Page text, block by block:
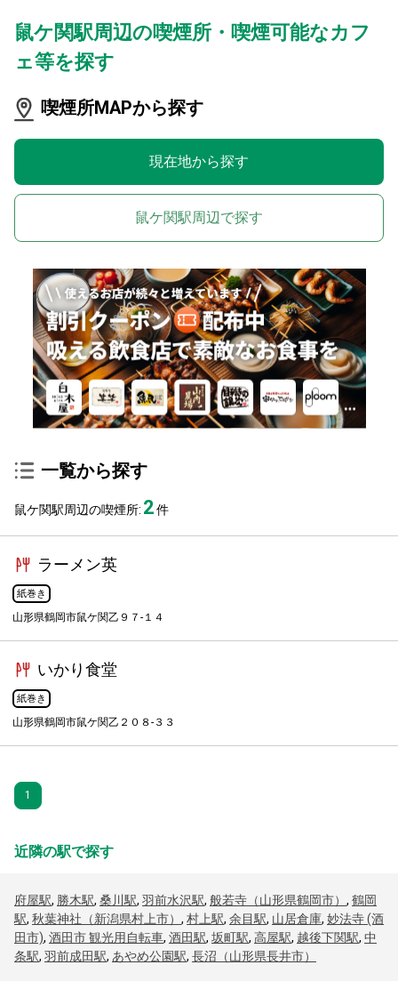
鼠ケ関駅周辺の喫煙所・喫煙可能なカフ
ェ等を探す
喫煙所MAPから探す
現在地から探す
鼠ケ関駅周辺で探す
一覧から探す
鼠ケ関駅周辺の喫煙所: 2件
ラーメン英
紙巻き
山形県鶴岡市鼠ケ関乙９７-１４
いかり食堂
紙巻き
山形県鶴岡市鼠ケ関乙２０８-３３
1
近隣の駅で探す
府屋駅, 勝木駅, 桑川駅, 羽前水沢駅, 般若寺（山形県鶴岡市） , 鶴岡
駅, 秋葉神社（新潟県村上市） , 村上駅, 余目駅, 山居倉庫, 妙法寺 (酒
田市), 酒田市 観光用自転車, 酒田駅, 坂町駅, 高屋駅, 越後下関駅, 中
条駅, 羽前成田駅, あやめ公園駅, 長沼（山形県長井市）